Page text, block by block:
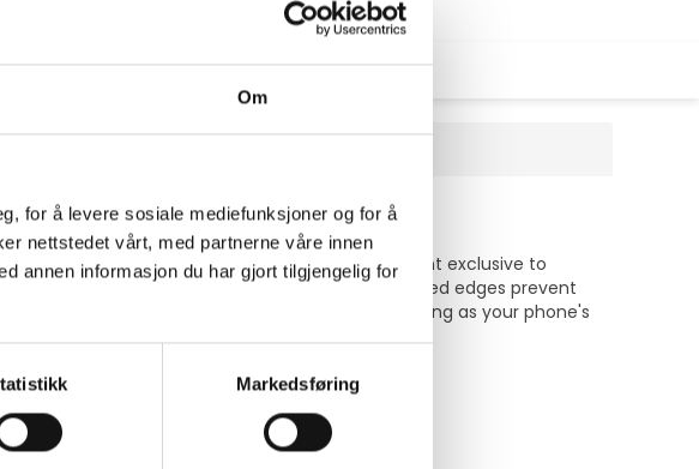
Om
for å levere sosiale mediefunksjoner og for å
nettstedet vårt, med partnerne våre innen
annen informasjon du har gjort tilgjengelig for
Markedsføring
Samsung Galaxy S26 Ultra
This revolutionary, oil-dispersing treatment exclusive to
even comes close. Glass Elite's reinforced edges prevent
protection has the same silky, smooth feeling as your phone's
Elite simple and accurate.